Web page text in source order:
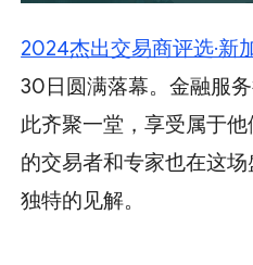
2024杰出交易商评选·新
30日圆满落幕。金融服
此齐聚一堂，享受属于
的交易者和专家也在这
独特的见解。